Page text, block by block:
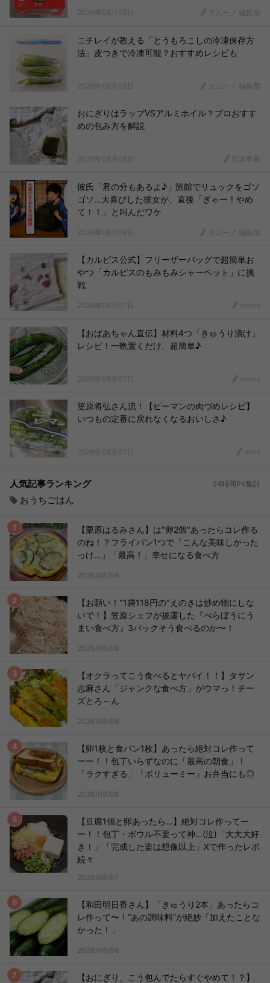
2026年08月08日 ヨムーノ 編集部
ニチレイが教える「とうもろこしの冷凍保存方
法」皮つきで冷凍可能？おすすめレシピも
2026年08月08日 ヨムーノ 編集部
おにぎりはラップVSアルミホイル？プロおすす
めの包み方を解説
2026年08月08日 安達春香
彼氏「君の分もあるよ♪」旅館でリュックをゴソ
ゴソ…大喜びした彼女が、直後「ぎゃー！やめ
て！！」と叫んだワケ
2026年08月08日 ヨムーノ 編集部
【カルピス公式】フリーザーバッグで超簡単お
やつ「カルピスのもみもみシャーベット」に挑
戦
2026年08月07日 momo
【おばあちゃん直伝】材料4つ「きゅうり漬け」
レシピ！一晩置くだけ、超簡単♪
2026年08月07日 momo
笠原将弘さん流！【ピーマンの肉づめレシピ】
いつもの定番に戻れなくなるおいしさ♪
2026年08月07日 miho
人気記事ランキング 24時間PV集計
おうちごはん
【栗原はるみさん】は"卵2個"あったらコレ作る
のね！？フライパン1つで「こんな美味しかった
っけ…」「最高！」幸せになる食べ方
2026/08/08
【お願い！"1袋118円の"えのきは炒め物にしな
いで！】笠原シェフが披露した『べらぼうにう
まい食べ方』3パックそう食べるのか〜！
2026/08/08
【オクラってこう食べるとヤバイ！！】タサン
志麻さん「ジャンクな食べ方」がウマっ！チー
ズとろ～ん
2026/08/08
【卵1枚と食パン1枚】あったら絶対コレ作って
ーー！！包丁いらずなのに「最高の朝食」！
「ラクすぎる」「ボリューミー」お弁当にも◎
2026/08/08
【豆腐1個と卵あったら…】絶対コレ作ってー
ー！！包丁・ボウル不要って神…(泣)「大大大好
き！」「完成した姿は想像以上」Xで作ったレポ
続々
2026/08/07
【和田明日香さん】「きゅうり2本」あったらコ
レ作って〜！“あの調味料”が絶妙「加えたことな
かった！」
2026/08/08
【おにぎり、こう包んでたらすぐやめて！？】